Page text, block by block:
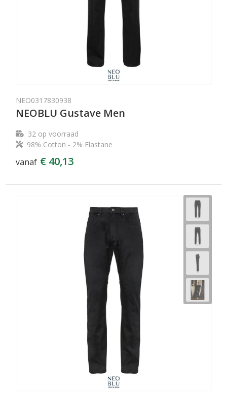
NEO0317830938
NEOBLU Gustave Men
32op voorraad
98% Cotton - 2% Elastane
vanaf € 40,13